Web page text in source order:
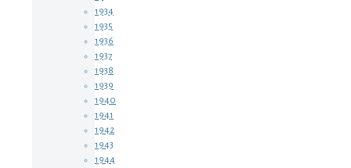
1934
1935
1936
1937
1938
1939
1940
1941
1942
1943
1944